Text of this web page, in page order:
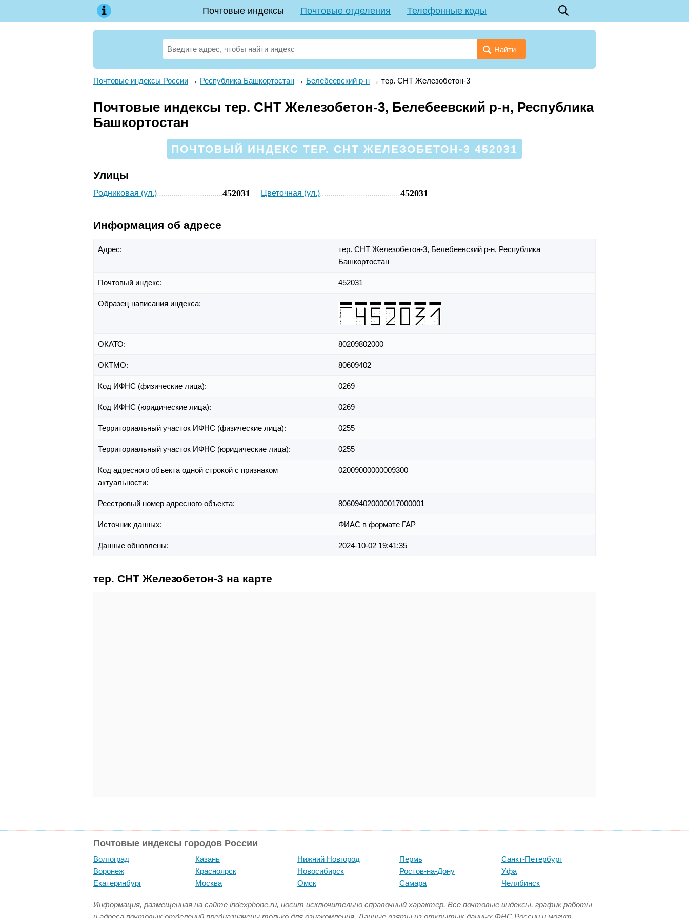
Почтовые индексы Почтовые отделения Телефонные коды
Найти
Почтовые индексы России → Республика Башкортостан → Белебеевский р-н → тер. СНТ Железобетон-3
Почтовые индексы тер. СНТ Железобетон-3, Белебеевский р-н, Республика
Башкортостан
ПОЧТОВЫЙ ИНДЕКС ТЕР. СНТ ЖЕЛЕЗОБЕТОН-3 452031
Улицы
Родниковая (ул.) 452031 Цветочная (ул.) 452031
Информация об адресе
Адрес: тер. СНТ Железобетон-3, Белебеевский р-н, Республика
Башкортостан
Почтовый индекс: 452031
Образец написания индекса:
ОКАТО: 80209802000
ОКТМО: 80609402
Код ИФНС (физические лица): 0269
Код ИФНС (юридические лица): 0269
Территориальный участок ИФНС (физические лица): 0255
Территориальный участок ИФНС (юридические лица): 0255
Код адресного объекта одной строкой с признаком
актуальности:
02009000000009300
Реестровый номер адресного объекта: 806094020000017000001
Источник данных: ФИАС в формате ГАР
Данные обновлены: 2024-10-02 19:41:35
тер. СНТ Железобетон-3 на карте
Почтовые индексы городов России
Волгоград
Воронеж
Екатеринбург
Казань
Красноярск
Москва
Нижний Новгород
Новосибирск
Омск
Пермь
Ростов-на-Дону
Самара
Санкт-Петербург
Уфа
Челябинск
Информация, размещенная на сайте indexphone.ru, носит исключительно справочный характер. Все почтовые индексы, график работы